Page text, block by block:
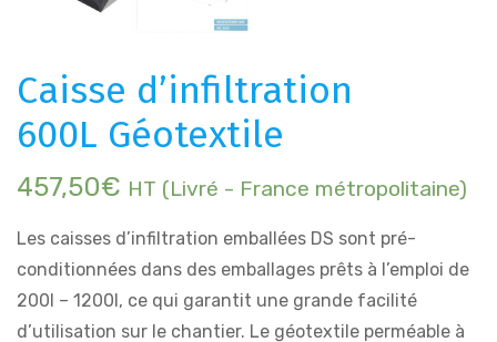
Caisse d’infiltration
600L Géotextile
457,50€ HT (Livré - France métropolitaine)
Les caisses d’infiltration emballées DS sont pré-
conditionnées dans des emballages prêts à l’emploi de
200l – 1200l, ce qui garantit une grande facilité
d’utilisation sur le chantier. Le géotextile perméable à